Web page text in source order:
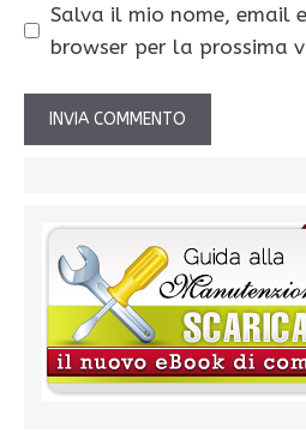
Salva il mio nome, email
browser per la prossima